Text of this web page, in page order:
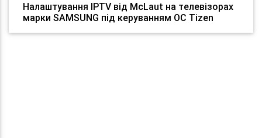
Налаштування IPTV від McLaut на телевізорах
марки SAMSUNG під керуванням ОС Tizen